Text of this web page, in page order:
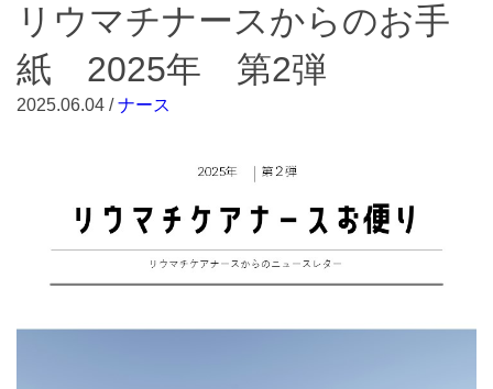
リウマチナースからのお手
紙 2025年 第2弾
2025.06.04 /ナース